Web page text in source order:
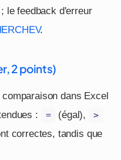
le feedback d'erreur
.
2 points)
dans Excel
:
= (égal), >
correctes, tandis que